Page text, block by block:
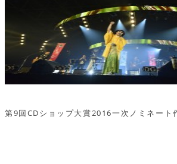
第9回CDショップ大賞2016一次ノミネート